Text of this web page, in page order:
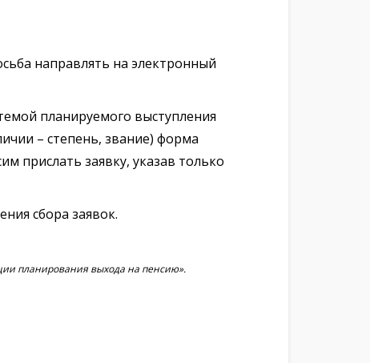
направлять на электронный
планируемого выступления
– степень, звание) форма
прислать заявку, указав только
сбора заявок.
планирования выхода на пенсию».